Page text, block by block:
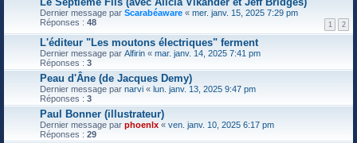
Dernier message par Scarabéaware « mer. janv. 15, 2025 7:29 pm
Réponses : 48 1 2
L'éditeur "Les moutons électriques" ferment
Dernier message par Alfirin « mar. janv. 14, 2025 7:41 pm
Réponses : 3
Peau d'Âne (de Jacques Demy)
Dernier message par narvi « lun. janv. 13, 2025 9:47 pm
Réponses : 3
Paul Bonner (illustrateur)
Dernier message par phoenlx « ven. janv. 10, 2025 6:17 pm
Réponses : 29